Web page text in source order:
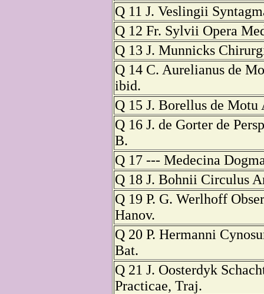
Q 11 J. Veslingii
Q 12 Fr. Sylvii Opera
Q 13 J. Munnicks
Q 14 C. Aurelianus de
ibid.
Q 15 J. Borellus de
Q 16 J. de Gorter de
B.
Q 17 --- Medecina
Q 18 J. Bohnii Circulus
Q 19 P. G. Werlhoff
Hanov.
Q 20 P. Hermanni
Bat.
Q 21 J. Oosterdyk
Practicae, Traj.